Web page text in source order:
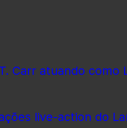
Carr atuando como
live-action do